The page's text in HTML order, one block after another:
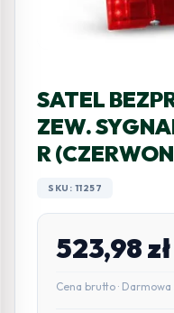
SATEL
ZEW.
R
SKU: 11257
523,98zł
Cena brutto ·